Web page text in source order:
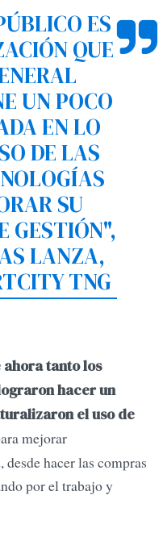
QUE
UN POCO
EN LO
DE LAS
SU
GESTIÓN",
LANZA,
TNG
ahora tanto los
hacer un
el uso de
mejorar
hacer las compras
por el trabajo y